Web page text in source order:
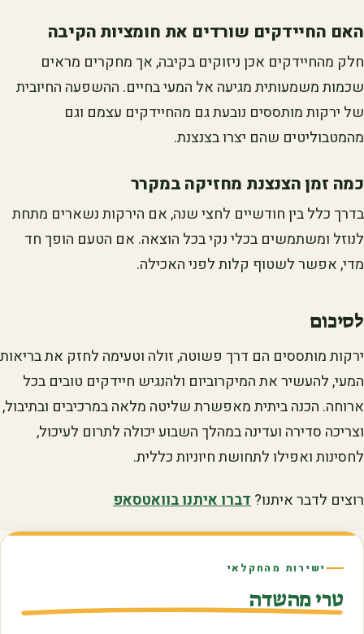
האם החיידקים שורדים את חומציות הקיבה
חלק מהחיידקים אכן ניזוקים בקיבה, אך מחקרים מראים
שכמות משמעותית מגיעה אל המעי בחיים. ההשפעה החיובית
של ירקות מותססים נובעת גם מהחיידקים עצמם וגם
מהמטבוליטים שהם יצרו בצנצנת.
כמה זמן הצנצנת מחזיקה במקרר
בדרך כלל בין חודשיים לחצי שנה, אם הירקות נשארים מתחת
לנוזל ומשתמשים בכלי נקי בכל הוצאה. אם הטעם הופך חד
מדי, אפשר לשטוף קלות לפני האכילה.
לסיכום
ירקות מותססים הם דרך פשוטה, זולה וטעימה לחזק את בריאות
המעי, להעשיר את המיקרוביום ולהנגיש חיידקים טובים בכל
ארוחה. הכנה ביתית מאפשרת שליטה מלאה במרכיבים ובתיבול,
וצריכה סדירה ועדינה במהלך השבוע יכולה לתרום לעיכול,
לחסינות ואפילו לתחושת חיוניות כללית.
רוצים לדבר איתנו?דברו איתנו בוואטסאפ
ישירות מהחקלאי
טרי מהשדה